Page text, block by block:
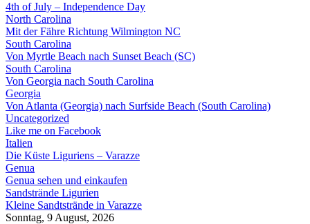
4th of July – Independence Day
North Carolina
Mit der Fähre Richtung Wilmington NC
South Carolina
Von Myrtle Beach nach Sunset Beach (SC)
South Carolina
Von Georgia nach South Carolina
Georgia
Von Atlanta (Georgia) nach Surfside Beach (South Carolina)
Uncategorized
Like me on Facebook
Italien
Die Küste Liguriens – Varazze
Genua
Genua sehen und einkaufen
Sandstrände Ligurien
Kleine Sandtstrände in Varazze
Sonntag, 9 August, 2026